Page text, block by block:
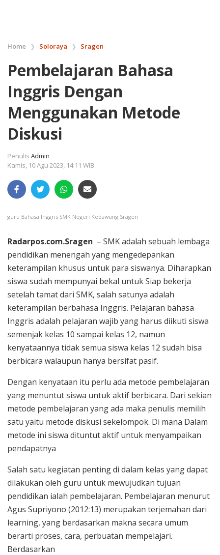
Home ❯ Soloraya ❯ Sragen
Pembelajaran Bahasa
Inggris Dengan
Menggunakan Metode
Diskusi
Penulis Admin
Kamis, 10 Agu 2023, 14:11 WIB
guru Bahasa Inggris SMK Negeri Kedawung Sragen
Radarpos.com.Sragen – SMK adalah sebuah lembaga
pendidikan menengah yang mengedepankan
keterampilan khusus untuk para siswanya. Diharapkan
siswa sudah mempunyai bekal untuk Siap bekerja
setelah tamat dari SMK, salah satunya adalah
keterampilan berbahasa Inggris. Pelajaran bahasa
Inggris adalah pelajaran wajib yang harus diikuti siswa
semenjak kelas 10 sampai kelas 12, namun
kenyataannya tidak semua siswa kelas 12 sudah bisa
berbicara walaupun hanya bersifat pasif.
Dengan kenyataan itu perlu ada metode pembelajaran
yang menuntut siswa untuk aktif berbicara. Dari sekian
metode pembelajaran yang ada maka penulis memilih
satu yaitu metode diskusi sekelompok. Di mana Dalam
metode ini siswa dituntut aktif untuk menyampaikan
pendapatnya
Salah satu kegiatan penting di dalam kelas yang dapat
dilakukan oleh guru untuk mewujudkan tujuan
pendidikan ialah pembelajaran. Pembelajaran menurut
Agus Supriyono (2012:13) merupakan terjemahan dari
learning, yang berdasarkan makna secara umum
berarti proses, cara, perbuatan mempelajari.
Berdasarkan